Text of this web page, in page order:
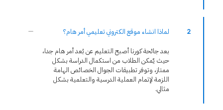
2 لماذا انشاء موقع الكتروني تعليمي أمر هام؟
بعد جائحة كورنا أصبح التعليم عن بُعد أمر هام جدا،
حيث يٌمكن الطلاب من استكمال الدراسة بشكل
ممتاز، وتوفر تطبيقات الجوال الخصائص الهامة
اللزمة لإتمام العملية الدرسية والتعلمية بشكل
مثالي.